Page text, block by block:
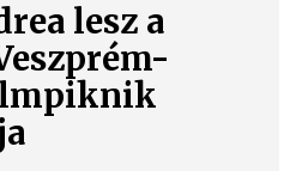
lesz a